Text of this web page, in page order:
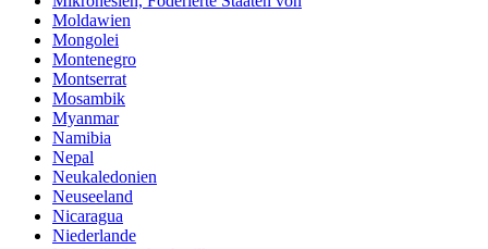
Moldawien
Mongolei
Montenegro
Montserrat
Mosambik
Myanmar
Namibia
Nepal
Neukaledonien
Neuseeland
Nicaragua
Niederlande